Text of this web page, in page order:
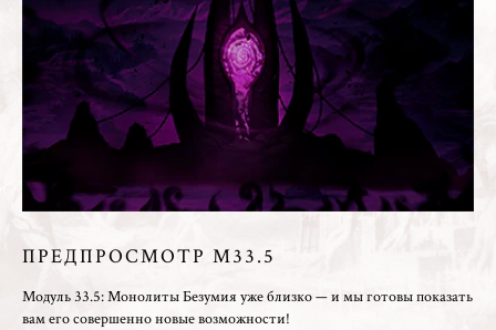
ПРЕДПРОСМОТР M33.5
Модуль 33.5: Монолиты Безумия уже близко — и мы готовы показать
вам его совершенно новые возможности!